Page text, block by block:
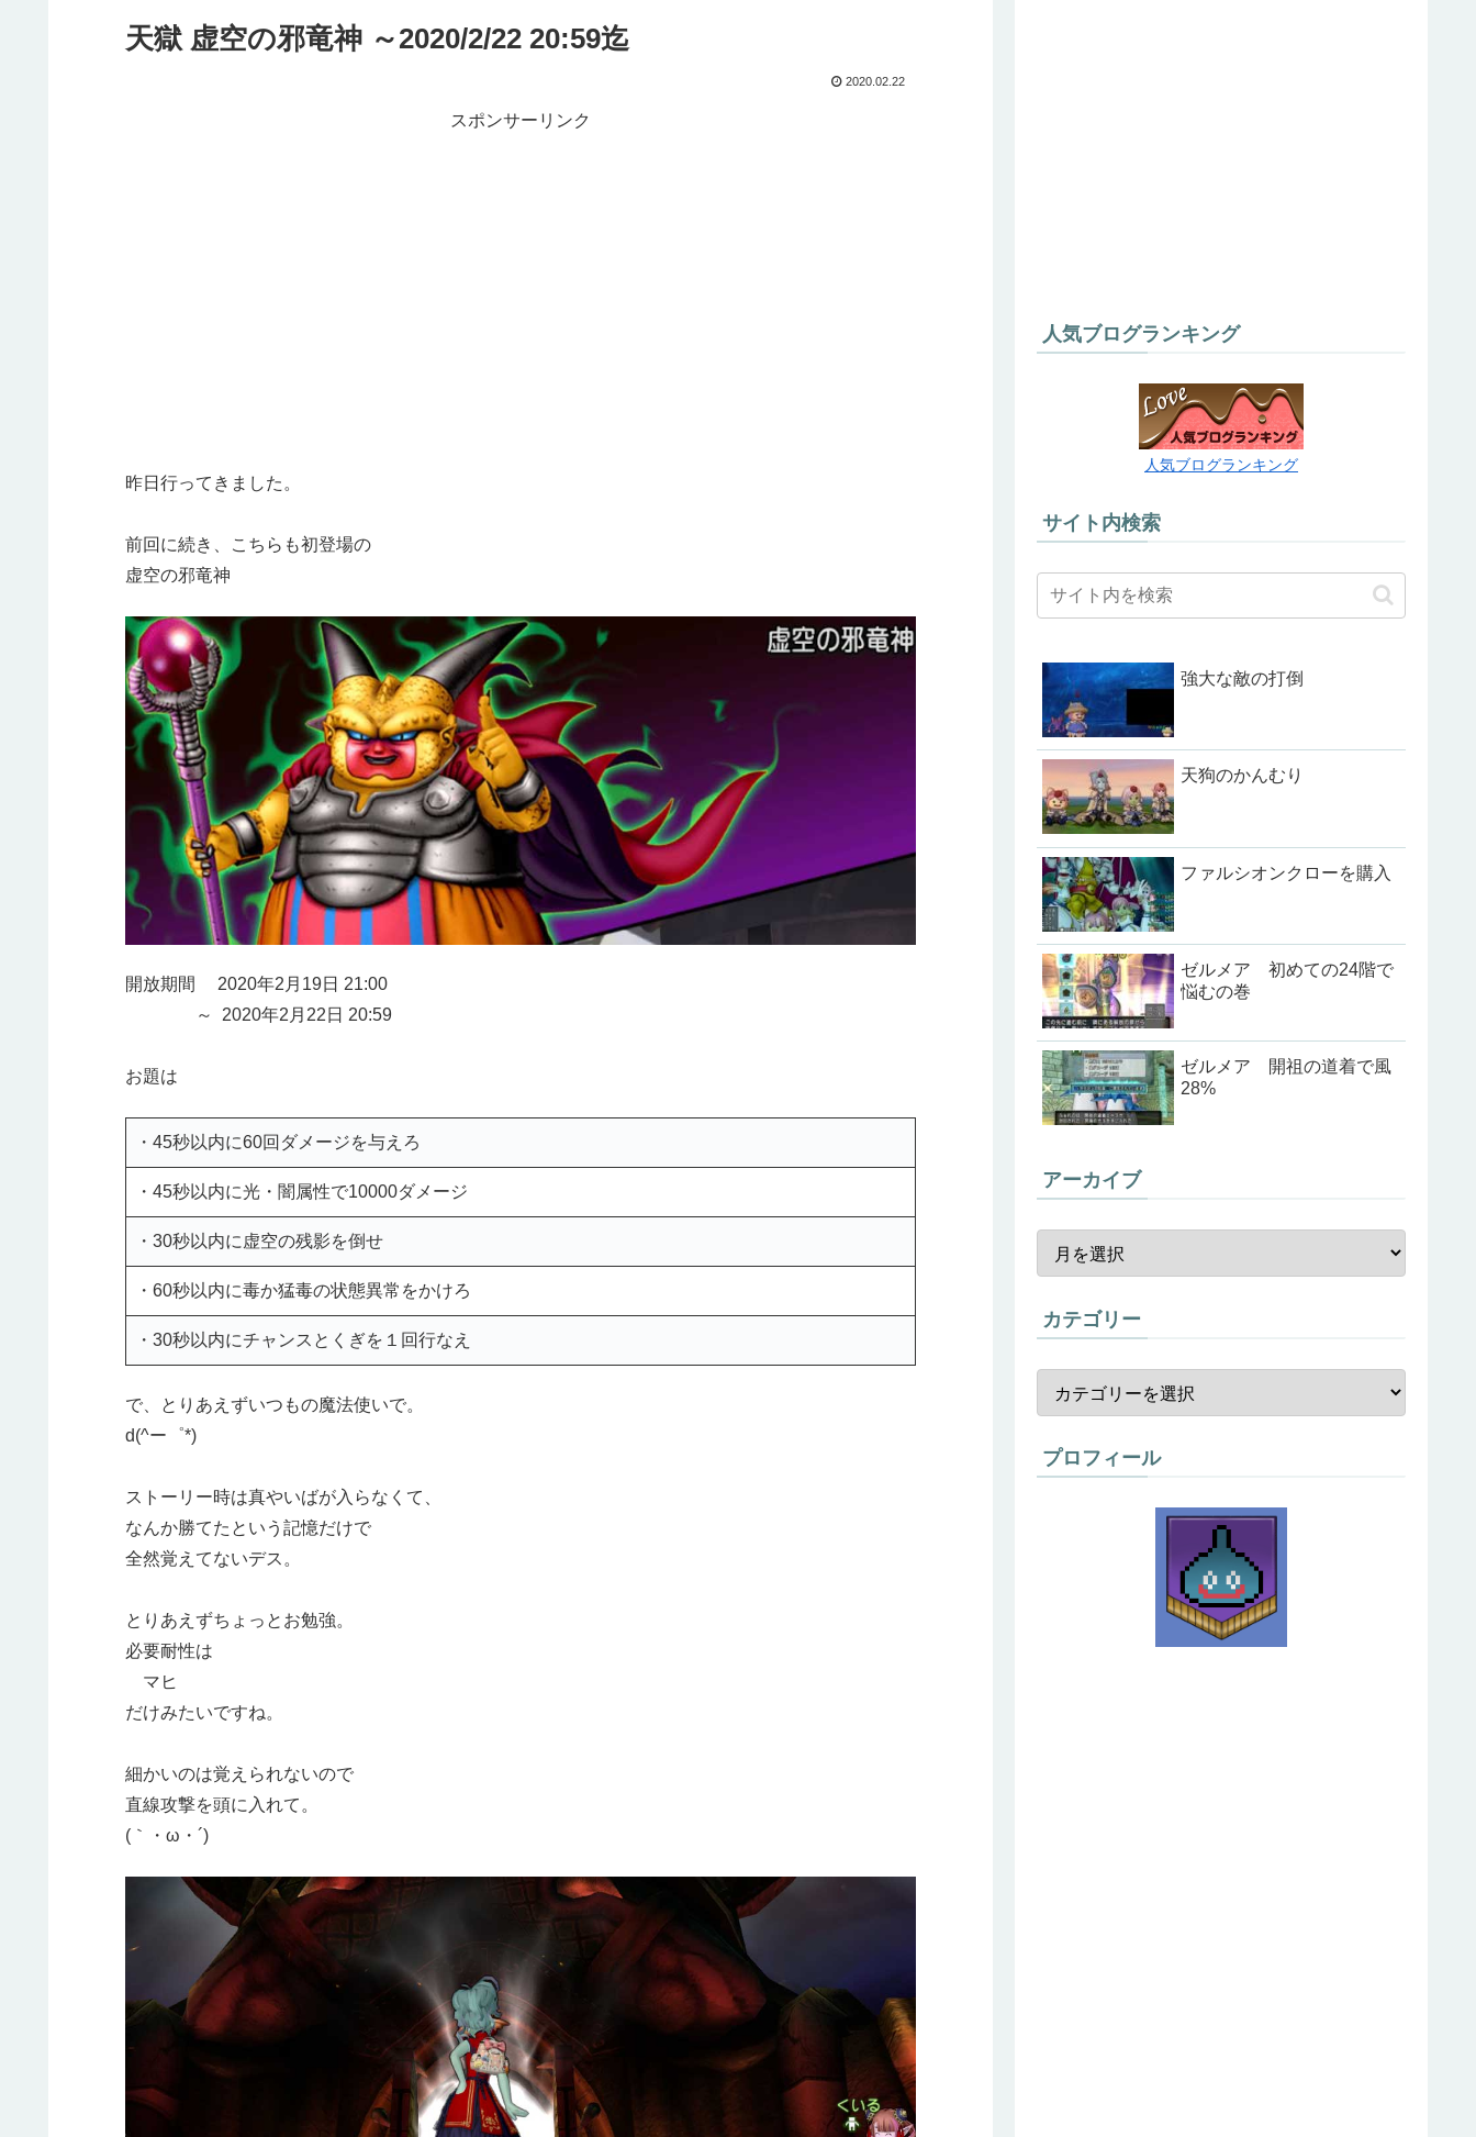
天獄 虚空の邪竜神 ～2020/2/22 20:59迄
2020.02.22
スポンサーリンク
昨日行ってきました。
前回に続き、こちらも初登場の
虚空の邪竜神
開放期間 2020年2月19日 21:00
～ 2020年2月22日 20:59
お題は
・45秒以内に60回ダメージを与えろ
・45秒以内に光・闇属性で10000ダメージ
・30秒以内に虚空の残影を倒せ
・60秒以内に毒か猛毒の状態異常をかけろ
・30秒以内にチャンスとくぎを１回行なえ
で、とりあえずいつもの魔法使いで。
d(^ー゜*)
ストーリー時は真やいばが入らなくて、
なんか勝てたという記憶だけで
全然覚えてないデス。
とりあえずちょっとお勉強。
必要耐性は
マヒ
だけみたいですね。
細かいのは覚えられないので
直線攻撃を頭に入れて。
(｀・ω・´)ゞ
人気ブログランキング
人気ブログランキング
サイト内検索
強大な敵の打倒
天狗のかんむり
ファルシオンクローを購入
ゼルメア 初めての24階で
悩むの巻
ゼルメア 開祖の道着で風
28%
アーカイブ
カテゴリー
プロフィール